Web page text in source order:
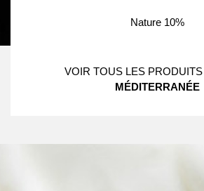
Nature 10%
VOIR TOUS LES PRODUITS
MÉDITERRANÉE